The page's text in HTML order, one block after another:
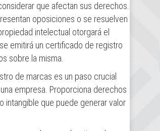
que afectan sus derechos.
oposiciones o se resuelven
intelectual otorgará el
emitirá un certificado de registro
sobre la misma.
de marcas es un paso crucial
empresa. Proporciona derechos
intangible que puede generar valor